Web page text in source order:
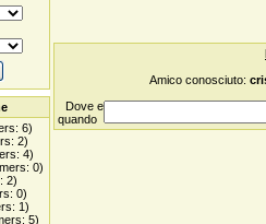
6)
2)
4)
0)
2)
0)
1)
5)
Amico conosciuto:
Dove e
quando